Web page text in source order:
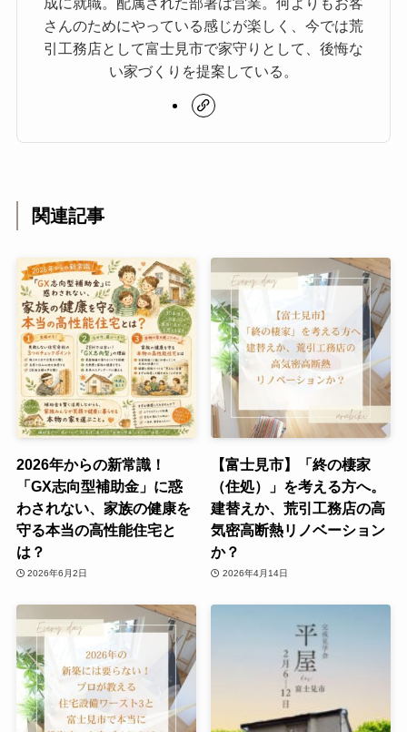
さんのためにやっている感じが楽しく、今では荒
引工務店として富士見市で家守りとして、後悔な
い家づくりを提案している。
関連記事
2026年からの新常識！
「GX志向型補助金」に惑
わされない、家族の健康を
守る本当の高性能住宅と
は？
2026年6月2日
【富士見市】「終の棲家
（住処）」を考える方へ。
建替えか、荒引工務店の高
気密高断熱リノベーション
か？
2026年4月14日